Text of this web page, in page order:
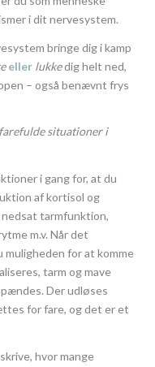
i dit nervesystem.
bringe dig i kamp
eller lukkedig helt ned,
– også benævnt frys
situationer i
i gang for, at du
af kortisol og
tarmfunktion,
m.v. Når det
muligheden for at komme
tarm og mave
Der udløses
for fare, og det er et
hvor mange